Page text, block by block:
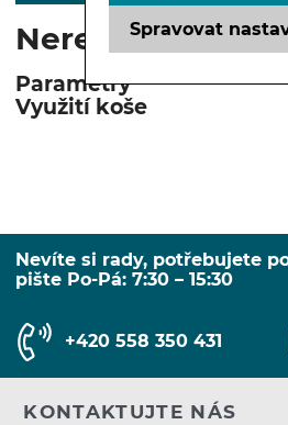
Nerezový koš 1,2
Parametry
Využití koše
Nevíte si rady, potřebujete
pište Po-Pá: 7:30 – 15:30
+420 558 350 431
KONTAKTUJTE NÁS
Spravovat